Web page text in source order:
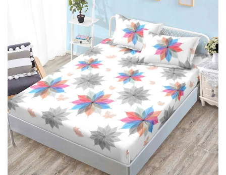
Lenjerii de pat Bumbac Poplin
Lenjerii de pat Catifea
Lenjerii de pat Damasc
Lenjerii de pat Finet + 2 Draperii
Lenjerii de pat Finet cu PLIURI
Lenjerii de pat finet Home
Lenjerii de pat Saten 4 piese cu
elastic